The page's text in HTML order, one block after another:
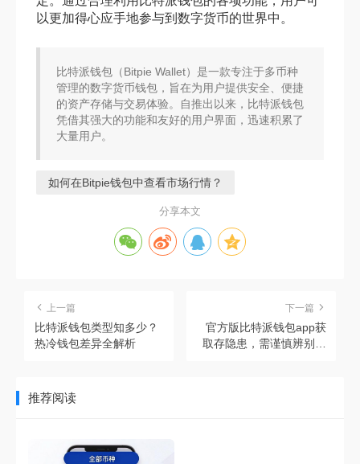
以更加得心应手地参与到数字货币的世界中。
比特派钱包（Bitpie Wallet）是一款专注于多币种
管理的数字货币钱包，旨在为用户提供安全、便捷
的资产存储与交易体验。自推出以来，比特派钱包
凭借其强大的功能和友好的用户界面，迅速积累了
大量用户。
如何在Bitpie钱包中查看市场行情？
分享本文
上一篇
比特派钱包类型知多少？
热冷钱包差异全解析
下一篇
官方版比特派钱包app获
取存隐患，需谨慎辨别与
推荐阅读